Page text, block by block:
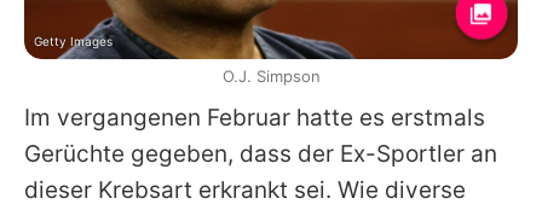
Im vergangenen Februar hatte es erstmals
Gerüchte gegeben, dass der Ex-Sportler an
dieser Krebsart erkrankt sei. Wie diverse
Getty Images
O.J. Simpson